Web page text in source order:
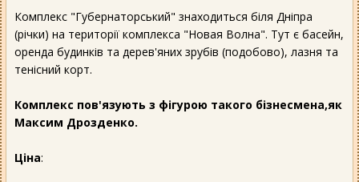
Комплекс "Губернаторський" знаходиться біля Дніпра
(річки) на території комплекса "Новая Волна". Тут є басейн,
оренда будинків та дерев'яних зрубів (подобово), лазня та
тенісний корт.
Комплекс пов'язують з фігурою такого бізнесмена,як
Максим Дрозденко.
Ціна: